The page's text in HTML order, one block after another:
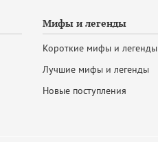
Мифы и легенды
Короткие мифы и легенды
Лучшие мифы и легенды
Новые поступления